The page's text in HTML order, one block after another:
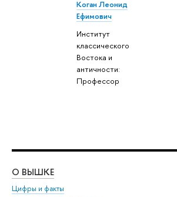
Коган Леонид
Ефимович
Институт
классического
Востока и
античности:
Профессор
О ВЫШКЕ
Цифры и факты